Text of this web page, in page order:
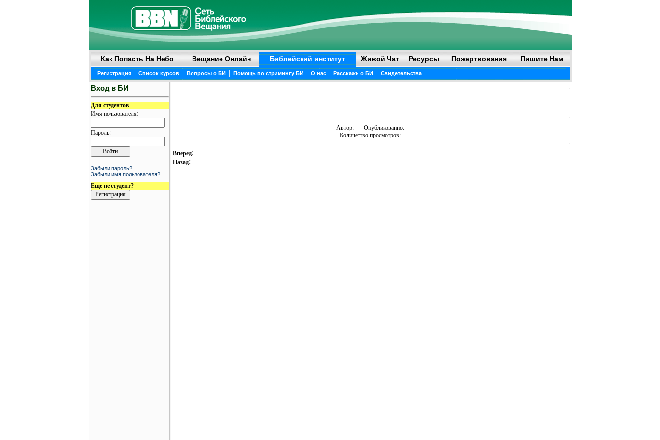
Как Попасть На Небо Вещание Онлайн Библейский институт Живой Чат Ресурсы Пожертвования Пишите Нам
Регистрация | Список курсов | Вопросы о БИ | Помощь по стримингу БИ | О нас | Расскажи о БИ | Свидетельства
Вход в БИ
Для студентов
Имя пользователя:
Пароль:
Забыли пароль?
Забыли имя пользователя?
Еще не студент?
Автор:
Опубликованно:
Количество просмотров:
Вперед:
Назад: